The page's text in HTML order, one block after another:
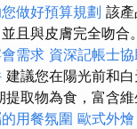
做好預算規劃 該
且與皮膚完全吻合
需求 資深記帳士
建議您在陽光前和
取物為食，富含維
用餐氛圍 歐式外